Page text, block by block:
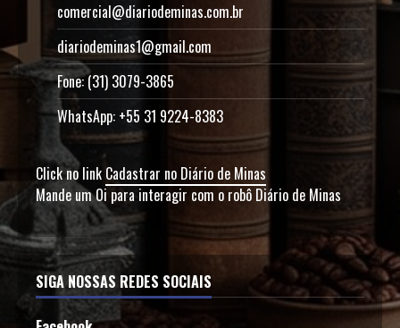
comercial@diariodeminas.com.br
diariodeminas1@gmail.com
Fone: (31) 3079-3865
WhatsApp: +55 31 9224-8383
Click no link Cadastrar no Diário de Minas
Mande um Oi para interagir com o robô Diário de Minas
SIGA NOSSAS REDES SOCIAIS